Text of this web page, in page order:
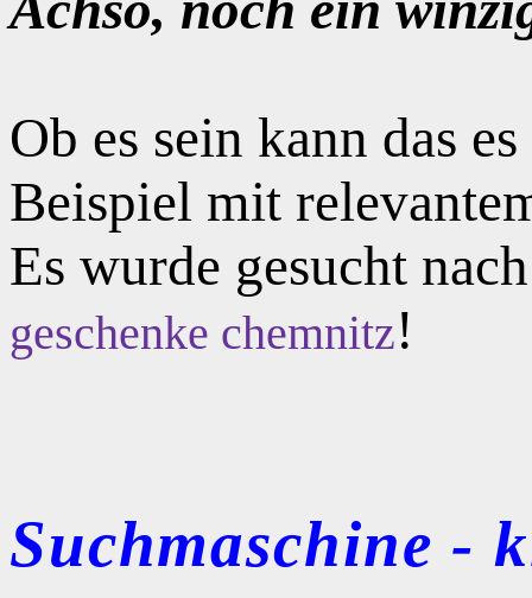
Ob es sein kann das
Beispiel mit
Es wurde gesucht
geschenke chemnitz!
Suchmaschine -